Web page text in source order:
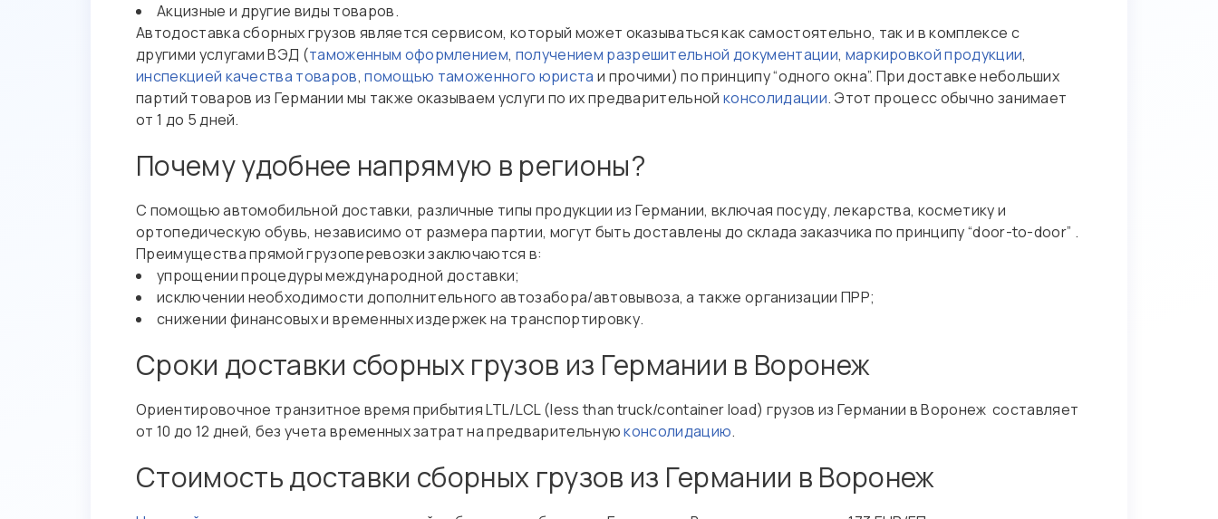
Акцизные и другие виды товаров.
Автодоставка сборных грузов является сервисом, который может оказываться как самостоятельно, так и в комплексе с
другими услугами ВЭД (таможенным оформлением, получением разрешительной документации, маркировкой продукции,
инспекцией качества товаров,помощью таможенного юриста и прочими) по принципу “одного окна”. При доставке небольших
партий товаров из Германии мы также оказываем услуги по их предварительнойконсолидации. Этот процесс обычно занимает
от 1 до 5 дней.
Почему удобнее напрямую в регионы?
С помощью автомобильной доставки, различные типы продукции из Германии, включая посуду, лекарства, косметику и
ортопедическую обувь, независимо от размера партии, могут быть доставлены до склада заказчика по принципу “door-to-door” .
Преимущества прямой грузоперевозки заключаются в:
упрощении процедуры международной доставки;
исключении необходимости дополнительного автозабора/автовывоза, а также организации ПРР;
снижении финансовых и временных издержек на транспортировку.
Сроки доставки сборных грузов из Германии в Воронеж
Ориентировочное транзитное время прибытия LTL/LCL (less than truck/container load) грузов из Германии в Воронеж составляет
от 10 до 12 дней, без учета временных затрат на предварительнуюконсолидацию.
Стоимость доставки сборных грузов из Германии в Воронеж